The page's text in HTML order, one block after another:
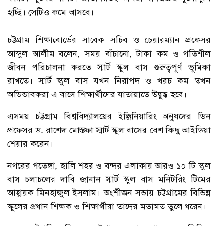
হচ্ছি। সেটিও কমে আসবে।
চট্টগ্রাম শিক্ষাবোর্ডের সাবেক সচিব ও চেয়ারম্যান প্রফেসর
আব্দুল আলীম বলেন, সময় বাঁচানো, টাকা কম ও গতিশীল
জীবন পরিচালনা করতে স্মার্ট স্কুল বাস গুরুত্বপূর্ণ ভূমিকা
রাখতে। স্মার্ট স্কুল বাস যখন নিরাপদ ও খরচ কম তখন
অভিভাবকরা এ বাসে শিক্ষার্থীদের যাতায়াতে উদ্বুদ্ধ হবে।
এসময় চট্টগ্রাম বিশ্ববিদ্যালয়ের ইঞ্জিনিয়ারিং অনুষদের ডিন
প্রফেসর ড. রাশেদ মোস্তফা স্মার্ট স্কুল বাসের বেশ কিছু আইডিয়া
শেয়ার করেন।
নগরের পতেঙ্গা, হালি শহর ও বন্দর এলাকায় আরও ১০ টি স্কুল
বাস চলাচলের দাবি জানান স্মার্ট স্কুল বাস মনিটরিং টিমের
আহ্বায়ক মিনহাজুল ইসলাম। অংশীজন সভায় চট্টগ্রামের বিভিন্ন
স্কুলের প্রধান শিক্ষক ও শিক্ষার্থীরা তাদের মতামত তুলে ধরেন।